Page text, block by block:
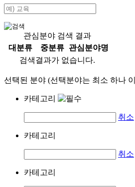
관심분야 검색 결과
대분류
중분류
관심분야명
검색결과가 없습니다.
선택된 분야 (선택분야는 최소 하나
카테고리
취소
카테고리
취소
카테고리